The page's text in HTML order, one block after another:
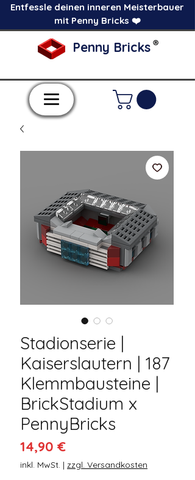
Entfessle deinen inneren Meisterbauer
mit Penny Bricks ❤️
Penny Bricks ®
Stadionserie |
Kaiserslautern | 187
Klemmbausteine |
BrickStadium x
PennyBricks
14,90 €Preis
inkl. MwSt. | zzgl. Versandkosten